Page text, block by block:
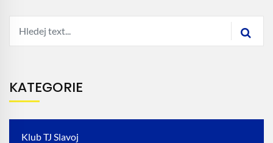
KATEGORIE
Klub TJ Slavoj